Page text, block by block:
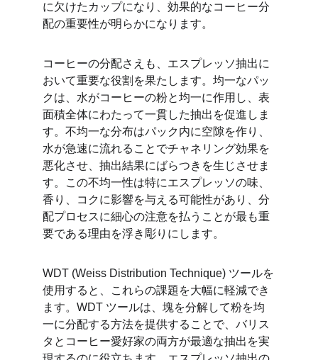
に欠けたカップになり、効果的なコーヒー分
配の重要性が明らかになります。
コーヒーの分配さえも、エスプレッソ抽出に
おいて重要な役割を果たします。均一なパッ​​
クは、水がコーヒーの粉と均一に作用し、表
面積全体にわたって一貫した抽出を促進しま
す。不均一な分布はパック内に空隙を作り、
水が急速に流れることでチャネリング効果を
悪化させ、抽出結果にばらつきを生じさせま
す。この不均一性は特にエスプレッソの味、
香り、コクに影響を与える可能性があり、分
配プロセスに細心の注意を払うことが最も重
要である理由を浮き彫りにします。
WDT (Weiss Distribution Technique) ツールを
使用すると、これらの課題を大幅に軽減でき
ます。WDT ツールは、塊を分解して粉を均
一に分配する方法を提供することで、バリス
タとコーヒー愛好家の両方が最適な抽出を実